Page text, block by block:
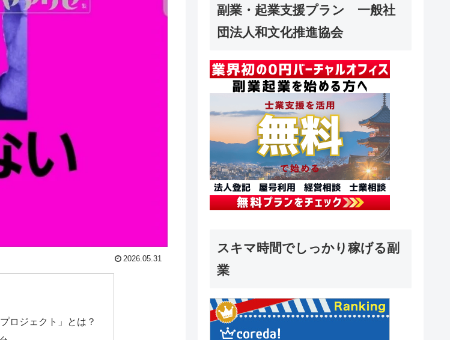
2026.05.31
ロジェクト」とは？
副業・起業支援プラン 一般社
団法人和文化推進協会
スキマ時間でしっかり稼げる副
業